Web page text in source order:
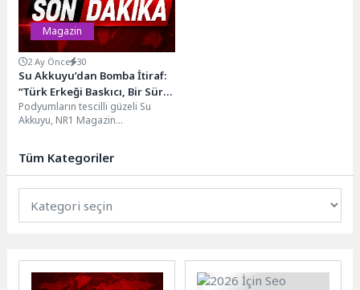
Magazin
2 Ay Önce 30
Su Akkuyu’dan Bomba İtiraf:
“Türk Erkeği Baskıcı, Bir Süre
Erkeklerden Uzak
Duruyorum!”
Podyumların tescilli güzeli Su
Akkuyu, NR1 Magazin
yaptığı...
Tüm Kategoriler